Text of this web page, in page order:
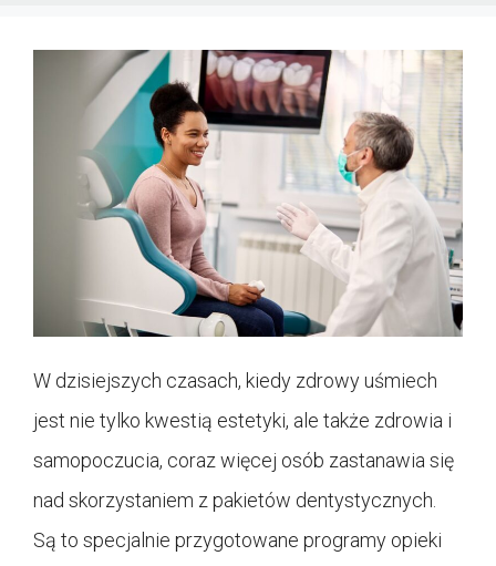
W dzisiejszych czasach, kiedy zdrowy uśmiech
jest nie tylko kwestią estetyki, ale także zdrowia i
samopoczucia, coraz więcej osób zastanawia się
nad skorzystaniem z pakietów dentystycznych.
Są to specjalnie przygotowane programy opieki